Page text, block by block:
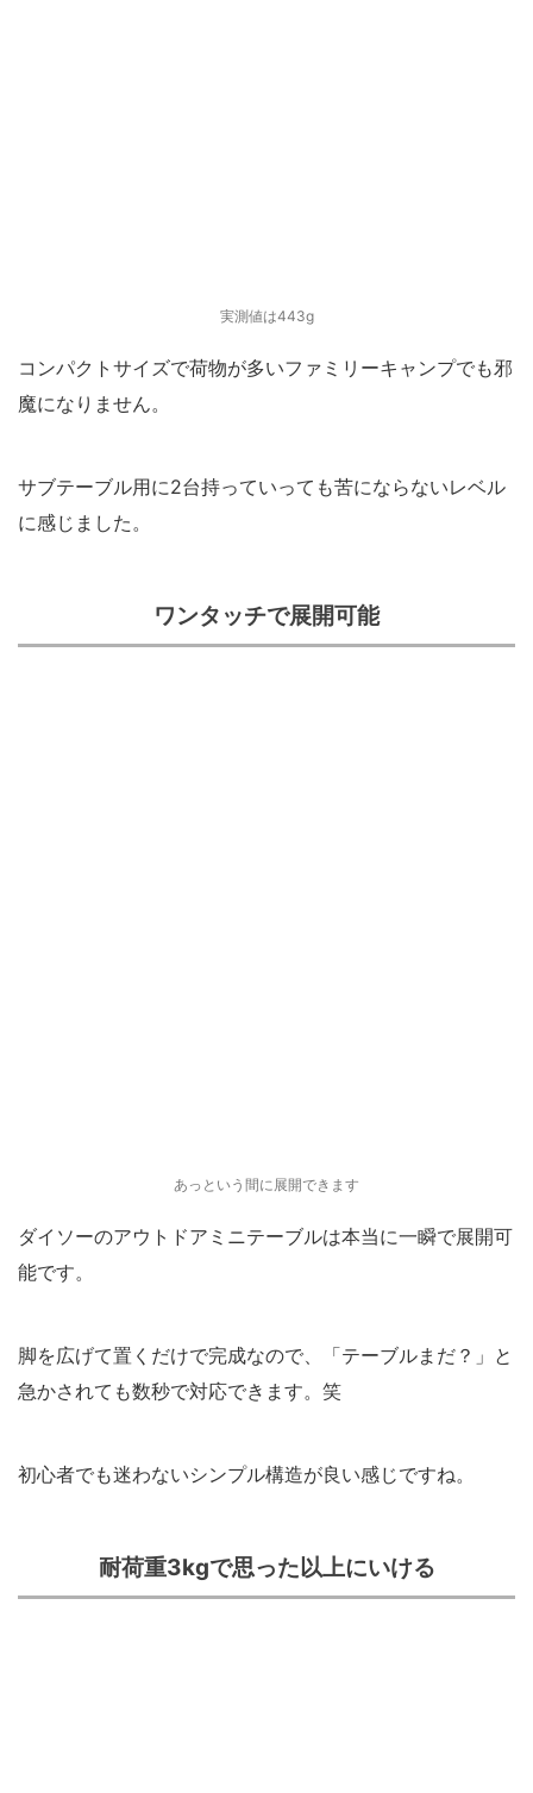
実測値は443g
コンパクトサイズで荷物が多いファミリーキャンプでも邪
魔になりません。
サブテーブル用に2台持っていっても苦にならないレベル
に感じました。
ワンタッチで展開可能
あっという間に展開できます
ダイソーのアウトドアミニテーブルは本当に一瞬で展開可
能です。
脚を広げて置くだけで完成なので、「テーブルまだ？」と
急かされても数秒で対応できます。笑
初心者でも迷わないシンプル構造が良い感じですね。
耐荷重3kgで思った以上にいける